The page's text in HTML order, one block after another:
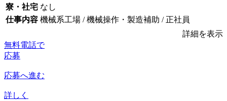
寮・社宅 なし
仕事内容 機械系工場 / 機械操作・製造補助 / 正社員
詳細を表示
無料電話で
応募
応募へ進む
詳しく